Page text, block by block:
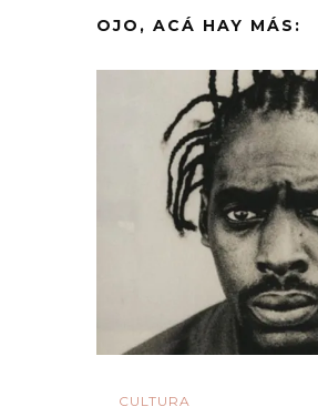
OJO, ACÁ HAY MÁS:
CULTURA